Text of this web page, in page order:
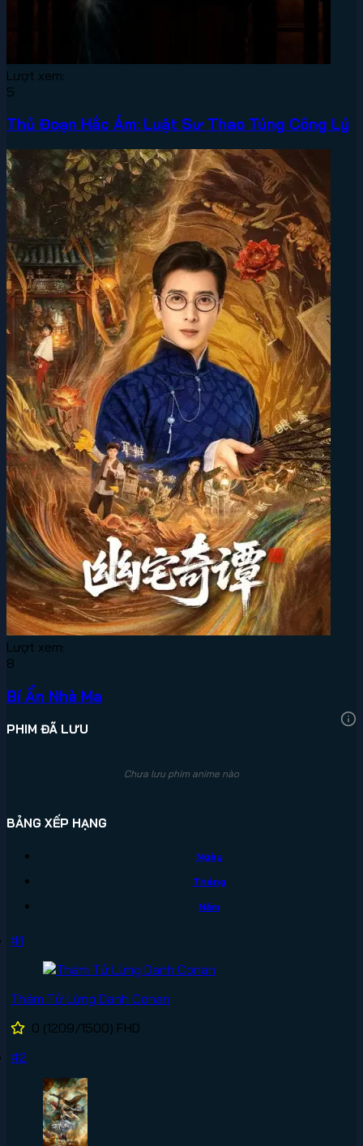
Lượt xem:
5
Thủ Đoạn Hắc Ám: Luật Sư Thao Túng Công Lý
Lượt xem:
8
Bí Ẩn Nhà Ma
PHIM ĐÃ LƯU
Chưa lưu phim anime nào
BẢNG XẾP HẠNG
Ngày
Tháng
Năm
#1
Thám Tử Lừng Danh Conan
0 (1209/1500) FHD
#2